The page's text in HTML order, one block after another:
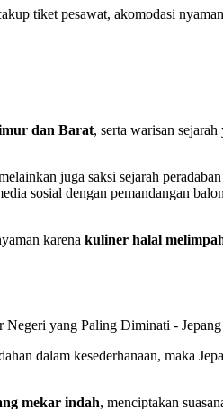
tiket pesawat, akomodasi
dan Barat, serta warisan
juga saksi sejarah
sosial dengan pemandangan
karena kuliner halal
dalam kesederhanaan, maka
mekar indah, menciptakan